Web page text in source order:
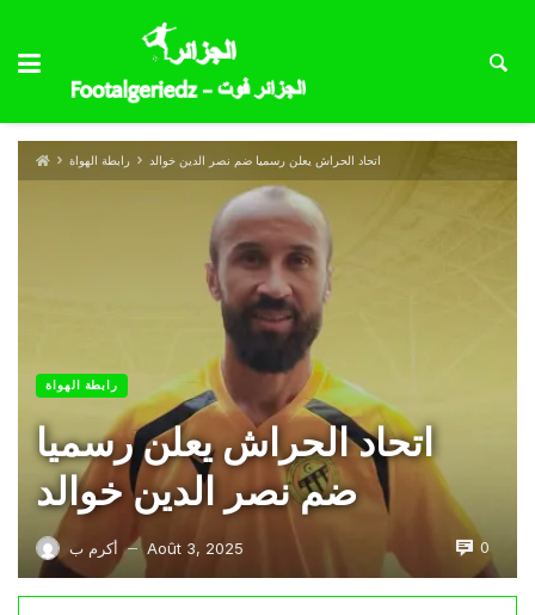
رابطة الهواة اتحاد الحراش يعلن رسميا ضم نصر الدين خوالد
رابطة الهواة
اتحاد الحراش يعلن رسميا
ضم نصر الدين خوالد
أكرم ب — Août 3, 2025 0